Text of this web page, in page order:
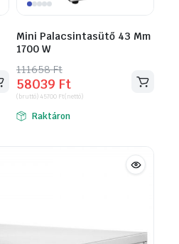
Mini Palacsintasütő 43 Mm
1700 W
111658Ft
Original
price
was:
111658 Ft.
58039 Ft
Current
price
is:
58039 Ft.
(bruttó) 45700 Ft(nettó)
Raktáron